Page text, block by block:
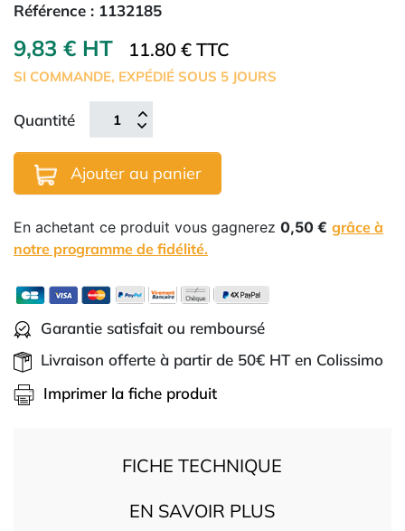
Référence : 1132185
9,83 € HT 11.80 € TTC
SI COMMANDE, EXPÉDIÉ SOUS 5 JOURS
Quantité
Ajouter au panier
En achetant ce produit vous gagnerez 0,50 € grâce à
notre programme de fidélité.
Garantie satisfait ou remboursé
Livraison offerte à partir de 50€ HT en Colissimo
Imprimer la fiche produit
FICHE TECHNIQUE
EN SAVOIR PLUS